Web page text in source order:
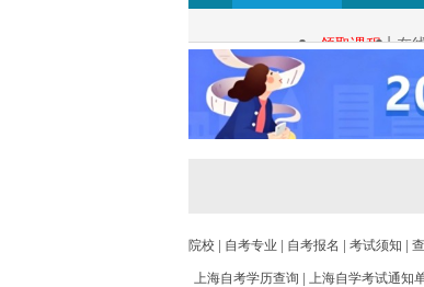
自考查询：
领取课程 | 在
院校 | 自考专业 | 自考报名 | 考试须知 |
上海自考学历查询 | 上海自学考试通知